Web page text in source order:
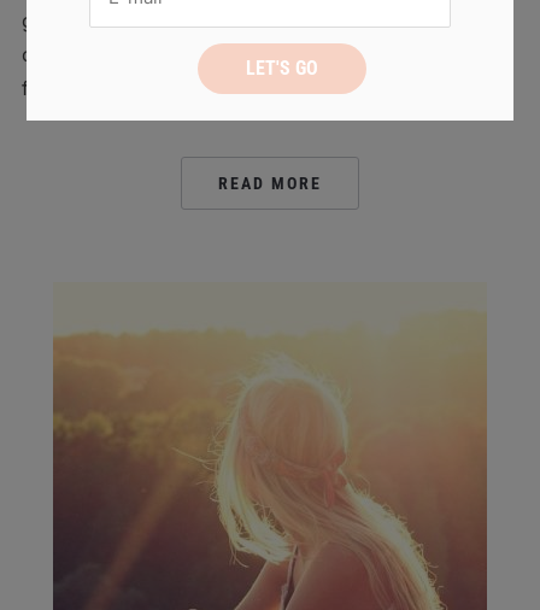
grignotant quelques cacahuètes : Mojito Ingrédients 5
cl de rhum blanc Eau pétillante 1/2 citron vert 10
feuilles de menthe […]
READ MORE